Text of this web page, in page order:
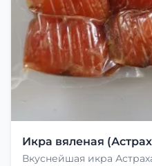
Икра вяленая
Вкуснейшая икра